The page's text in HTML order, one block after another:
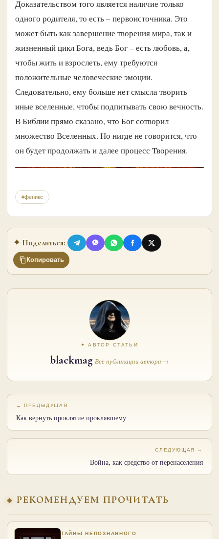
Доказательством того является наличие только
одного родителя, то есть – первоисточника. Это
может быть как завершение творения мира, так и
жизненный цикл Бога, ведь Бог – есть любовь, а,
чтобы жить и взрослеть, ему требуются
положительные человеческие эмоции.
Следовательно, ему больше нет смысла творить
иные вселенные, чтобы подпитывать свою вечность.
В Библии прямо сказано, что Бог сотворил
множество Вселенных. Но нигде не говорится, что
он будет продолжать и далее процесс Творения.
#феникс
✦ Поделиться:
Копировать
✦ АВТОР СТАТЬИ
blackmag Все публикации автора →
← ПРЕДЫДУЩАЯ
Как вернуть проклятие проклявшему
СЛЕДУЮЩАЯ →
Война, как средство от перенаселения
РЕКОМЕНДУЕМ ПРОЧИТАТЬ
ТАЙНЫ НЕПОЗНАННОГО